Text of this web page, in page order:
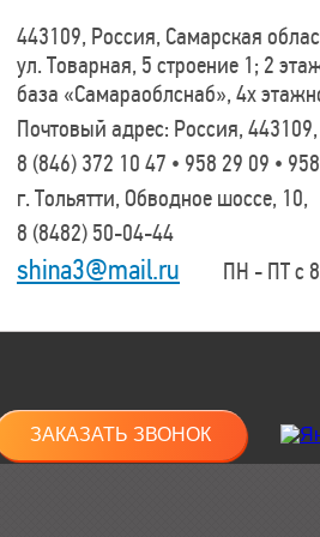
443109, Россия, Самарская
ул. Товарная, 5 строение 1; 2
база «Самараоблснаб», 4х
Почтовый адрес: Россия,
8 (846) 372 10 47 • 958 29 09 •
г. Тольятти, Обводное шоссе, 10,
8 (8482) 50-04-44
shina3@mail.ru ПН - ПТ с
ЗАКАЗАТЬ ЗВОНОК